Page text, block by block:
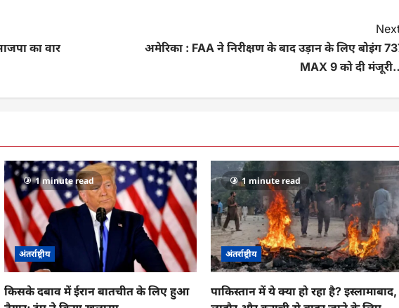
का वार
अमेरिका : FAA ने निरीक्षण के बाद उड़ान के लिए बोइंग
MAX 9 को दी
1 minute read
अंतर्राष्ट्रीय
किसके दबाव में ईरान बातचीत के लिए हुआ
1 minute read
अंतर्राष्ट्रीय
पाकिस्तान में ये क्या हो रहा है? इस्लामाबाद,